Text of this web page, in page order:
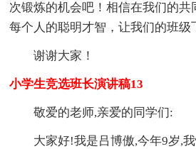
次锻炼的机会吧！相信在我们的共
每个人的聪明才智，让我们的班级
谢谢大家！
小学生竞选班长演讲稿13
敬爱的老师,亲爱的同学们:
大家好!我是吕博傲,今年9岁,